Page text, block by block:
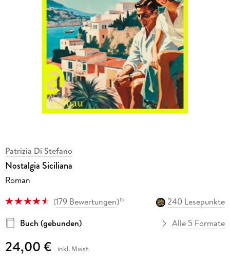
Patrizia Di Stefano
Nostalgia Siciliana
Roman
(179 Bewertungen)15
240 Lesepunkte
Buch (gebunden)
Alle 5 Formate
24,00 € inkl. Mwst.